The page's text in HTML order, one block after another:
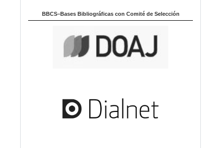
BBCS–Bases Bibliográficas con Comité de Selección